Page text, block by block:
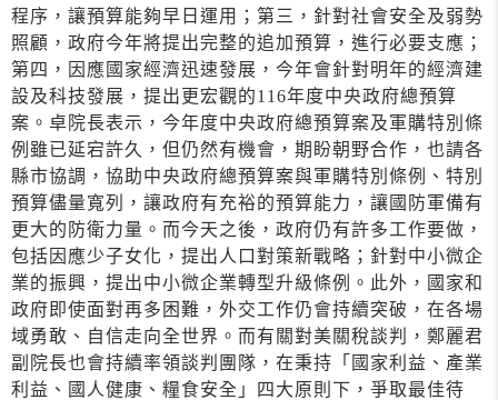
程序，讓預算能夠早日運用；第三，針對社會安全及弱勢
照顧，政府今年將提出完整的追加預算，進行必要支應；
第四，因應國家經濟迅速發展，今年會針對明年的經濟建
設及科技發展，提出更宏觀的116年度中央政府總預算
案。卓院長表示，今年度中央政府總預算案及軍購特別條
例雖已延宕許久，但仍然有機會，期盼朝野合作，也請各
縣市協調，協助中央政府總預算案與軍購特別條例、特別
預算儘量寬列，讓政府有充裕的預算能力，讓國防軍備有
更大的防衛力量。而今天之後，政府仍有許多工作要做，
包括因應少子女化，提出人口對策新戰略；針對中小微企
業的振興，提出中小微企業轉型升級條例。此外，國家和
政府即使面對再多困難，外交工作仍會持續突破，在各場
域勇敢、自信走向全世界。而有關對美關稅談判，鄭麗君
副院長也會持續率領談判團隊，在秉持「國家利益、產業
利益、國人健康、糧食安全」四大原則下，爭取最佳待